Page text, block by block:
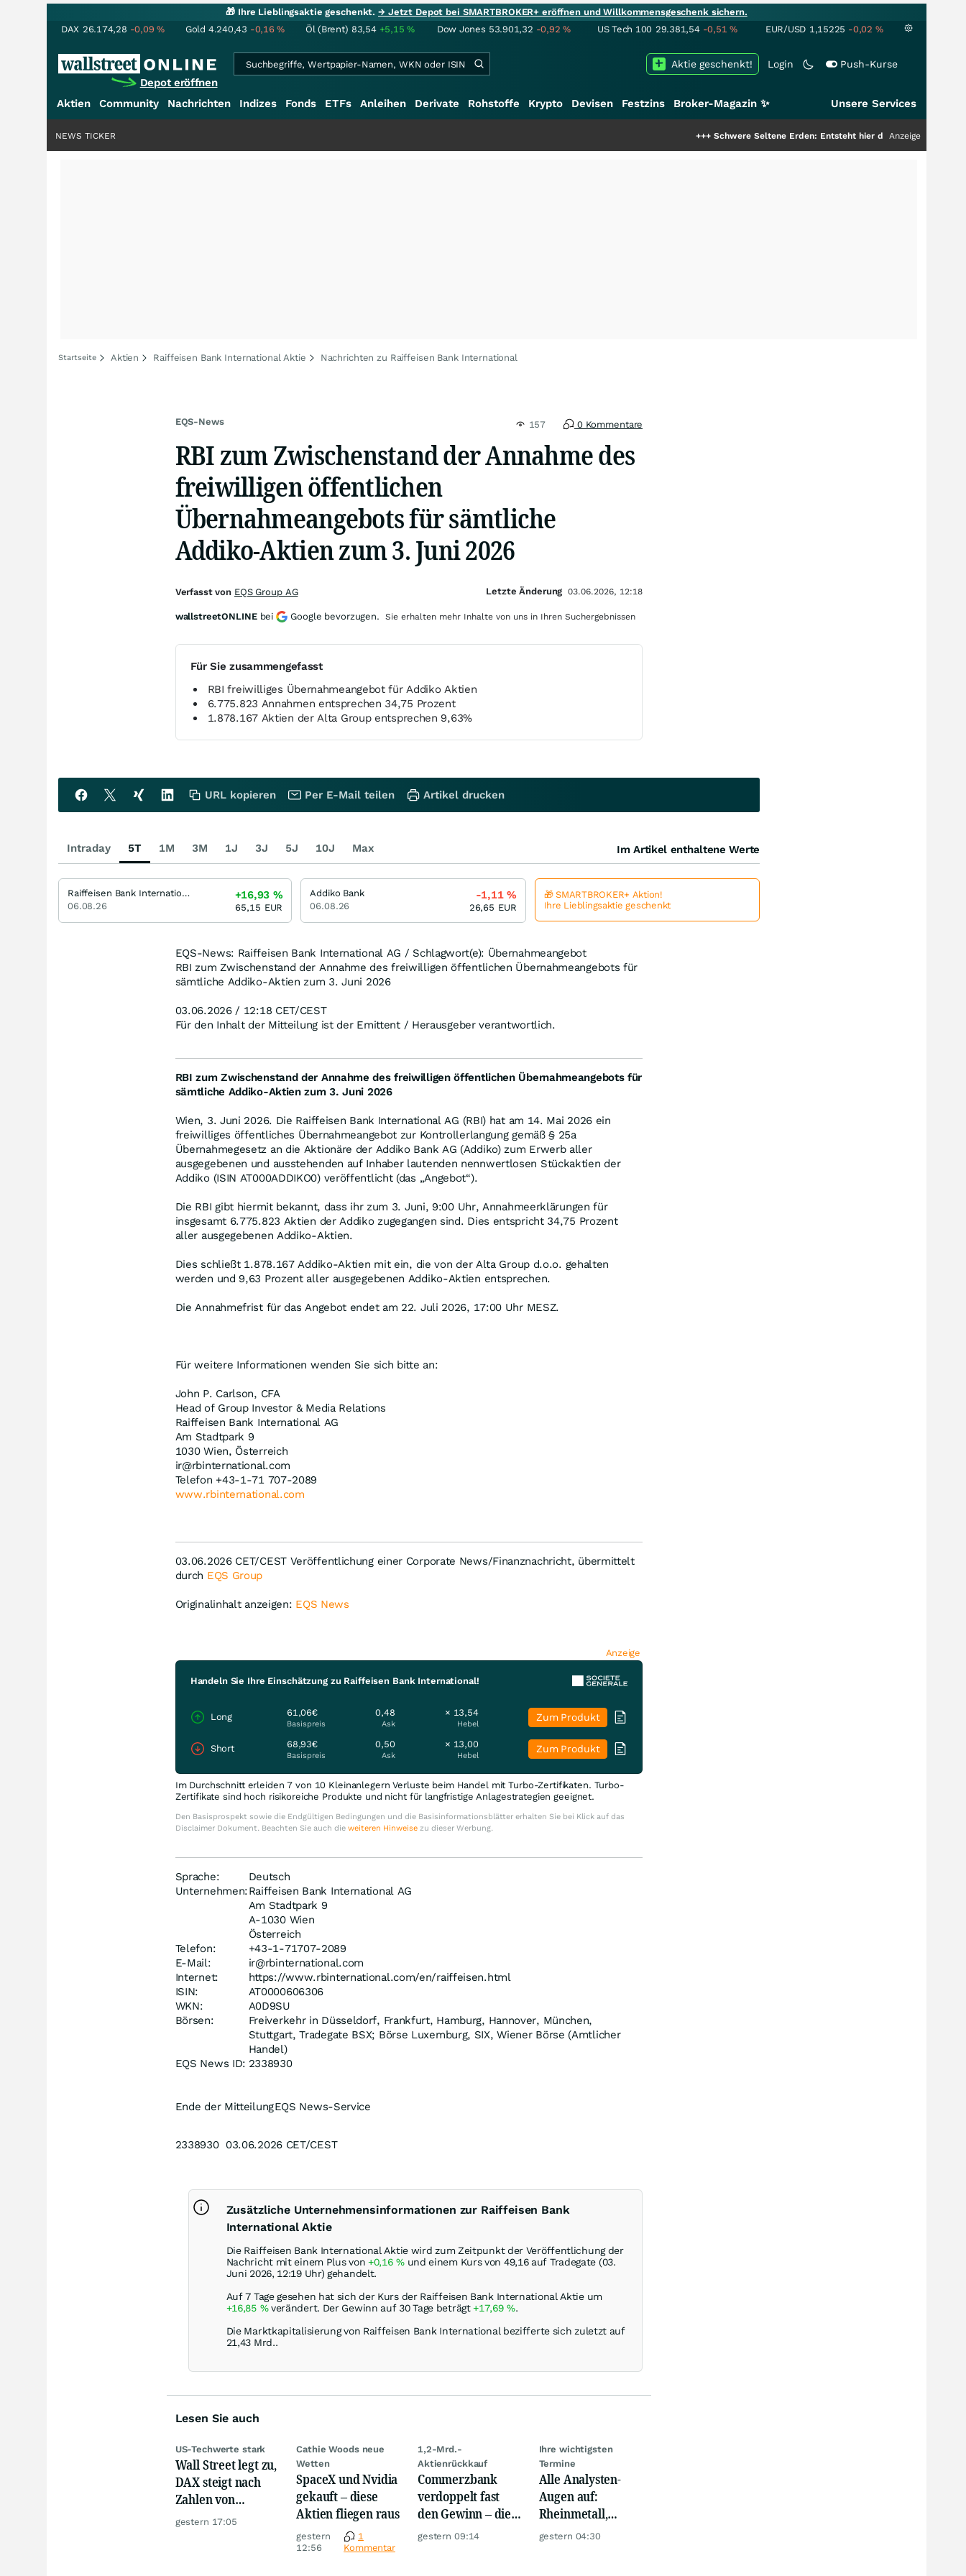
🎁 Ihre Lieblingsaktie geschenkt.→ Jetzt Depot bei SMARTBROKER+ eröffnen und Willkommensgeschenk sichern.
DAX 26.174,28 -0,09% Gold 4.240,43 -0,16% Öl (Brent) 83,54 +5,15% Dow Jones 53.901,32 -0,92% US Tech 100 29.381,54 -0,51% EUR/USD 1,15225 -0,02 %
Depot eröffnen
Login Push-Kurse
Aktie geschenkt!
Aktien Community Nachrichten Indizes Fonds ETFs Anleihen Derivate Rohstoffe Krypto Devisen Festzins Broker-Magazin ✨ Unsere Services
Schwere Seltene Erden: Entsteht hier die nächste Milliardenstory?
Anzeige
NEWS TICKER
Startseite Aktien Raiffeisen Bank International Aktie Nachrichten zu Raiffeisen Bank International
EQS-News 157 0 Kommentare
RBI zum Zwischenstand der Annahme des
freiwilligen öffentlichen
Übernahmeangebots für sämtliche
Addiko-Aktien zum 3. Juni 2026
Für Sie zusammengefasst
RBI freiwilliges Übernahmeangebot für Addiko Aktien
6.775.823 Annahmen entsprechen 34,75 Prozent
1.878.167 Aktien der Alta Group entsprechen 9,63%
EQS-News: Raiffeisen Bank International AG / Schlagwort(e): Übernahmeangebot
RBI zum Zwischenstand der Annahme des freiwilligen öffentlichen Übernahmeangebots für
sämtliche Addiko-Aktien zum 3. Juni 2026
03.06.2026 / 12:18 CET/CEST
Für den Inhalt der Mitteilung ist der Emittent / Herausgeber verantwortlich.
RBI zum Zwischenstand der Annahme des freiwilligen öffentlichen Übernahmeangebots für
sämtliche Addiko-Aktien zum 3. Juni 2026
Wien, 3. Juni 2026. Die Raiffeisen Bank International AG (RBI) hat am 14. Mai 2026 ein
freiwilliges öffentliches Übernahmeangebot zur Kontrollerlangung gemäß § 25a
Übernahmegesetz an die Aktionäre der Addiko Bank AG (Addiko) zum Erwerb aller
ausgegebenen und ausstehenden auf Inhaber lautenden nennwertlosen Stückaktien der
Addiko (ISIN AT000ADDIKO0) veröffentlicht (das „Angebot“).
Die RBI gibt hiermit bekannt, dass ihr zum 3. Juni, 9:00 Uhr, Annahmeerklärungen für
insgesamt 6.775.823 Aktien der Addiko zugegangen sind. Dies entspricht 34,75 Prozent
aller ausgegebenen Addiko-Aktien.
Dies schließt 1.878.167 Addiko-Aktien mit ein, die von der Alta Group d.o.o. gehalten
werden und 9,63 Prozent aller ausgegebenen Addiko-Aktien entsprechen.
Die Annahmefrist für das Angebot endet am 22. Juli 2026, 17:00 Uhr MESZ.
Für weitere Informationen wenden Sie sich bitte an:
John P. Carlson, CFA
Head of Group Investor & Media Relations
Raiffeisen Bank International AG
Am Stadtpark 9
1030 Wien, Österreich
ir@rbinternational.com
Telefon +43-1-71 707-2089
www.rbinternational.com
03.06.2026 CET/CEST Veröffentlichung einer Corporate News/Finanznachricht, übermittelt
durch EQS Group
Originalinhalt anzeigen: EQS News
Anzeige
Handeln Sie Ihre Einschätzung zu Raiffeisen Bank International!
Long 61,06€
Basispreis
0,48
Ask
× 13,54
Hebel
Zum Produkt
Short 68,93€
Basispreis
0,50
Ask
× 13,00
Hebel
Zum Produkt
Im Durchschnitt erleiden 7 von 10 Kleinanlegern Verluste beim Handel mit Turbo-Zertifikaten. Turbo-
Zertifikate sind hoch risikoreiche Produkte und nicht für langfristige Anlagestrategien geeignet.
Den Basisprospekt sowie die Endgültigen Bedingungen und die Basisinformationsblätter erhalten Sie bei Klick auf das
Disclaimer Dokument. Beachten Sie auch die weiteren Hinweisezu dieser Werbung.
Sprache:
Deutsch
Unternehmen:Raiffeisen Bank International AG
Am Stadtpark 9
A-1030 Wien
Österreich
Telefon:
+43-1-71707-2089
E-Mail:
ir@rbinternational.com
Internet:
https://www.rbinternational.com/en/raiffeisen.html
ISIN:
AT0000606306
WKN:
A0D9SU
Börsen:
Freiverkehr in Düsseldorf, Frankfurt, Hamburg, Hannover, München,
Stuttgart, Tradegate BSX; Börse Luxemburg, SIX, Wiener Börse (Amtlicher
Handel)
EQS News ID: 2338930
Ende der MitteilungEQS News-Service
2338930 03.06.2026 CET/CEST
Zusätzliche Unternehmensinformationen zur Raiffeisen Bank
International Aktie
Die Raiffeisen Bank International Aktie wird zum Zeitpunkt der Veröffentlichung der
Nachricht mit einem Plus von +0,16%und einem Kurs von 49,16 auf Tradegate (03.
Juni 2026, 12:19 Uhr) gehandelt.
Auf 7 Tage gesehen hat sich der Kurs der Raiffeisen Bank International Aktie um
+16,85 %verändert. Der Gewinn auf 30 Tage beträgt+17,69%.
Die Marktkapitalisierung von Raiffeisen Bank International bezifferte sich zuletzt auf
21,43 Mrd..
Lesen Sie auch
US-Techwerte stark
Wall Street legt zu,
DAX steigt nach
Zahlen von
Telekom, Henkel
gestern 17:05
Cathie Woods neue
Wetten
SpaceX und Nvidia
gekauft – diese
Aktien fliegen raus
gestern
12:56
1
Kommentar
1,2-Mrd.-
Aktienrückkauf
Commerzbank
verdoppelt fast
den Gewinn – die
Aktie schwankt
gestern 09:14
Ihre wichtigsten
Termine
Alle Analysten-
Augen auf:
Rheinmetall,
Deutsche Telekom,
gestern 04:30
Verfasst von EQS Group AG Letzte Änderung 03.06.2026, 12:18
wallstreetONLINE bei Google bevorzugen. Sie erhalten mehr Inhalte von uns in Ihren Suchergebnissen
URL kopieren Per E-Mail teilen Artikel drucken
Intraday 5T 1M 3M 1J 3J 5J 10J Max Im Artikel enthaltene Werte
Raiffeisen Bank International
06.08.26
+16,93 %
65,15 EUR
Addiko Bank
06.08.26
-1,11 %
26,65 EUR
🎁 SMARTBROKER+ Aktion!
Ihre Lieblingsaktie geschenkt